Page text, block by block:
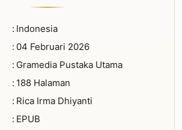
: Indonesia
: 04 Februari 2026
: Gramedia Pustaka Utama
: 188 Halaman
: Rica Irma Dhiyanti
: EPUB